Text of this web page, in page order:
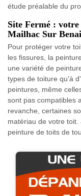
étude préalable du
Site Fermé :
Mailhac Sur
Pour protéger votre
les fissures, la
une variété de
types de toiture qu'à
peintures, même
sont pas compatibles
revanche, certaines
matériau de votre
peinture de toits de